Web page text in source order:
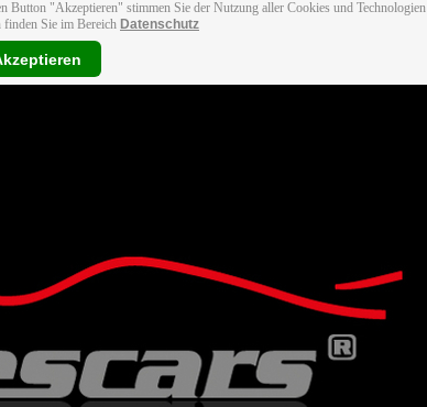
Button "Akzeptieren" stimmen Sie der Nutzung aller Cookies und Technologien
Sie im Bereich Datenschutz